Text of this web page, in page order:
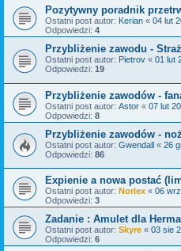
Pozytywny poradnik
Ostatni post autor: Kerian « 04 lut
Odpowiedzi: 4
Przybliżenie zawodu -
Ostatni post autor: Pietrov « 01 lut
Odpowiedzi: 19
Przybliżenie zawodów -
Ostatni post autor: Astor « 07 lut
Odpowiedzi: 8
Przybliżenie zawodów -
Ostatni post autor: Gwendall « 26
Odpowiedzi: 86
Expienie a nowa postać
Ostatni post autor: Norlex « 06
Odpowiedzi: 3
Zadanie : Amulet dla
Ostatni post autor: Skyre « 03 sie
Odpowiedzi: 6